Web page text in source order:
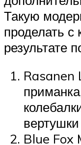
Такую
проделать с
результате
Rasanen
Blue Fox